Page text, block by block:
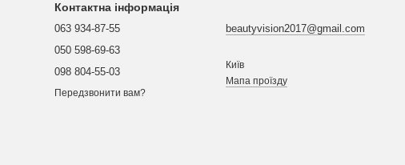
Контактна інформація
063 934-87-55
050 598-69-63
098 804-55-03
Передзвонити вам?
beautyvision2017@gmail.com
Київ
Мапа проїзду